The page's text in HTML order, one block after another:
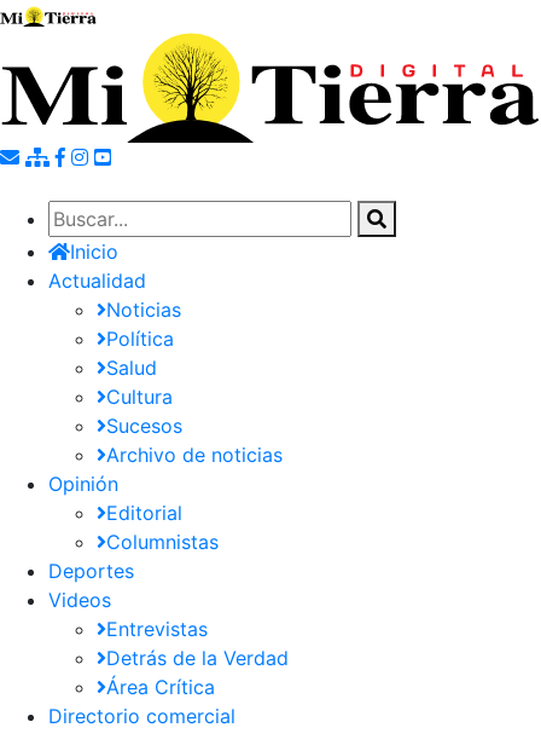
Pasar
contenido
principal
Inicio
Actualidad
Noticias
Política
Salud
Cultura
Sucesos
Archivo de noticias
Opinión
Editorial
Columnistas
Deportes
Videos
Entrevistas
Detrás de la Verdad
Área Crítica
Directorio comercial